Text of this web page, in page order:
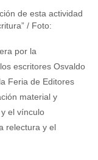
de esta actividad
/ Foto:
por la
escritores Osvaldo
Feria de Editores
material y
el vínculo
relectura y el